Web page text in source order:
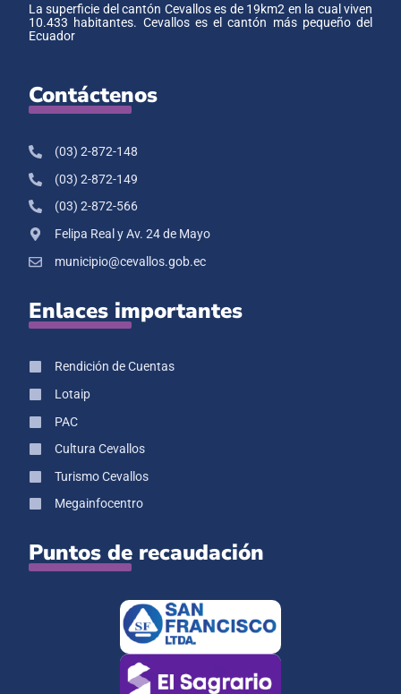
La superficie del cantón Cevallos es de 19km2 en la cual viven
10.433 habitantes. Cevallos es el cantón más pequeño del
Ecuador
Contáctenos
(03) 2-872-148
(03) 2-872-149
(03) 2-872-566
Felipa Real y Av. 24 de Mayo
municipio@cevallos.gob.ec
Enlaces importantes
Rendición de Cuentas
Lotaip
PAC
Cultura Cevallos
Turismo Cevallos
Megainfocentro
Puntos de recaudación